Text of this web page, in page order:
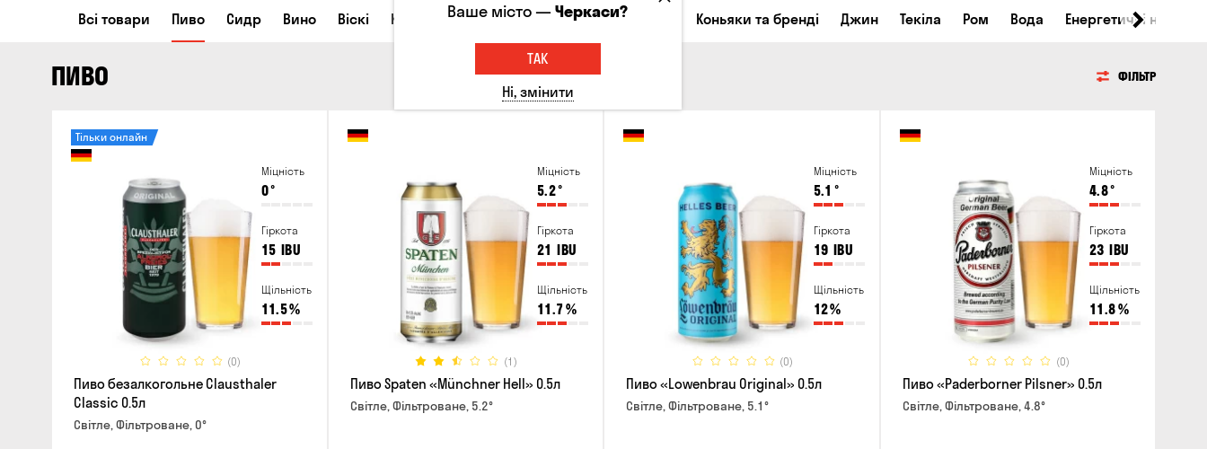
Всі товари Пиво Сидр Вино Віскі Коктейлі Соджу Лікери та настоянки Коньяки та бренді Джин Текіла Ром Вода Енергетичні напої
ПИВО ФІЛЬТР
Міцність
0°
Гіркота
15 IBU
Щільність
11.5%
(0)
Тільки онлайн
Пиво безалкогольне Clausthaler
Classic 0.5л
Світле, Фільтроване, 0°
Міцність
5.2°
Гіркота
21 IBU
Щільність
11.7%
(1)
Пиво Spaten «Münchner Hell» 0.5л
Світле, Фільтроване, 5.2°
Міцність
5.1 °
Гіркота
19 IBU
Щільність
12%
(0)
Пиво «Lowenbrau Original» 0.5л
Світле, Фільтроване, 5.1°
Міцність
4.8°
Гіркота
23 IBU
Щільність
11.8%
(0)
Пиво «Paderborner Pilsner» 0.5л
Світле, Фільтроване, 4.8°
Ваше місто —Черкаси?
ТАК
Ні, змінити